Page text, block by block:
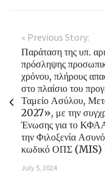
« Previous Story:
Παράταση της υπ.
πρόσληψης
χρόνου, πλήρους
στο πλαίσιο του
Ταμείο Ασύλου,
2027», με την
Ένωσης για το
την Φιλοξενία
κωδικό ΟΠΣ (MIS)
July 5, 2024